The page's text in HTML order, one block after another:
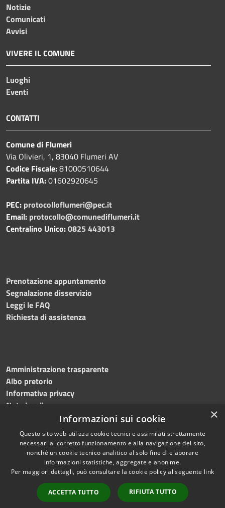
Notizie
Comunicati
Avvisi
VIVERE IL COMUNE
Luoghi
Eventi
CONTATTI
Comune di Flumeri
Via Olivieri, 1, 83040 Flumeri AV
Codice Fiscale:81000510644
Partita IVA:01602920645
PEC: protocolloflumeri@pec.it
Email: protocollo@comunediflumeri.it
Centralino Unico:0825 443013
Prenotazione appuntamento
Segnalazione disservizio
Leggi le FAQ
Richiesta di assistenza
Amministrazione trasparente
Albo pretorio
Informativa privacy
Note legali
Dichiarazione di accessibilità
Accessibilità
Copyright © 2026 • Comune di
Flumeri • Powered by
Municipium•
Accesso
redazione
×
Informazioni sui cookie
Questo sito web utilizza cookie tecnici e assimilati strettamente
necessari al corretto funzionamento e alla navigazione del sito,
nonché un cookie tecnico analitico al solo fine di elaborare
informazioni statistiche, aggregate e anonime.
Per maggiori dettagli, può consultare la cookie policy al seguente link
ACCETTA TUTTO RIFIUTA TUTTO